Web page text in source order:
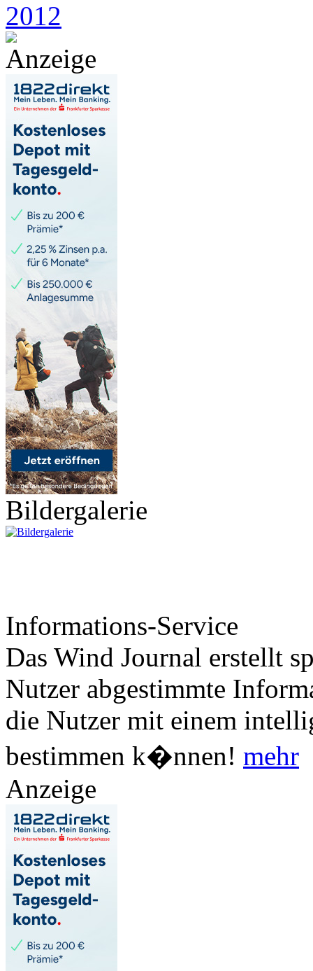
2012
Anzeige
Bildergalerie
Informations-Service
Das Wind Journal erstellt
Nutzer abgestimmte
die Nutzer mit einem
bestimmen k�nnen! mehr
Anzeige